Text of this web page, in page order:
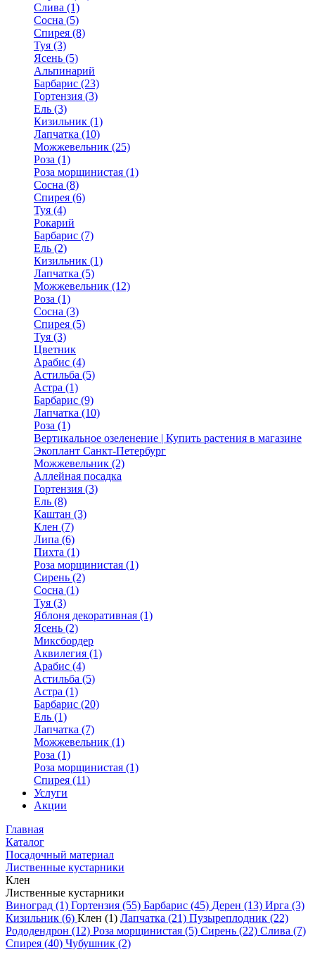
Слива (1)
Сосна (5)
Спирея (8)
Туя (3)
Ясень (5)
Альпинарий
Барбарис (23)
Гортензия (3)
Ель (3)
Кизильник (1)
Лапчатка (10)
Можжевельник (25)
Роза (1)
Роза морщинистая (1)
Сосна (8)
Спирея (6)
Туя (4)
Рокарий
Барбарис (7)
Ель (2)
Кизильник (1)
Лапчатка (5)
Можжевельник (12)
Роза (1)
Сосна (3)
Спирея (5)
Туя (3)
Цветник
Арабис (4)
Астильба (5)
Астра (1)
Барбарис (9)
Лапчатка (10)
Роза (1)
Вертикальное озеленение | Купить растения в магазине
Экоплант Санкт-Петербург
Можжевельник (2)
Аллейная посадка
Гортензия (3)
Ель (8)
Каштан (3)
Клен (7)
Липа (6)
Пихта (1)
Роза морщинистая (1)
Сирень (2)
Сосна (1)
Туя (3)
Яблоня декоративная (1)
Ясень (2)
Миксбордер
Аквилегия (1)
Арабис (4)
Астильба (5)
Астра (1)
Барбарис (20)
Ель (1)
Лапчатка (7)
Можжевельник (1)
Роза (1)
Роза морщинистая (1)
Спирея (11)
Услуги
Акции
Главная
Каталог
Посадочный материал
Лиственные кустарники
Клен
Лиственные кустарники
Виноград (1) Гортензия (55) Барбарис (45) Дерен (13) Ирга (3)
Кизильник (6) Клен (1) Лапчатка (21) Пузыреплодник (22)
Рододендрон (12) Роза морщинистая (5) Сирень (22) Слива (7)
Спирея (40) Чубушник (2)